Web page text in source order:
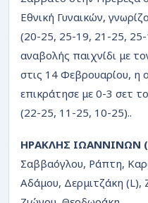
Εθνική Γυναικών,
(20-25, 25-19, 21-25, 25-
αναβολής παιχνίδι με
στις 14 Φεβρουαρίου, η
επικράτησε με 0-3 σετ
(22-25, 11-25, 10-25)..
ΗΡΑΚΛΗΣ ΙΩΑΝΝΙΝΩΝ
Σαββαόγλου, Ράπτη,
Αδάμου, Δερμιτζάκη (L),